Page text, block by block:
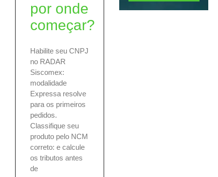
por onde
começar?
Habilite seu CNPJ
no RADAR
Siscomex:
modalidade
Expressa resolve
para os primeiros
pedidos.
Classifique seu
produto pelo NCM
correto: e calcule
os tributos antes
de